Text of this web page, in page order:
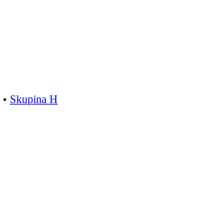
• Skupina H